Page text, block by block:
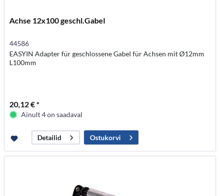
Achse 12x100 geschl.Gabel
44586
EASYIN Adapter für geschlossene Gabel für Achsen mit Ø12mm
L100mm
20,12 € *
Ainult 4 on saadaval
Detailid Ostukorvi